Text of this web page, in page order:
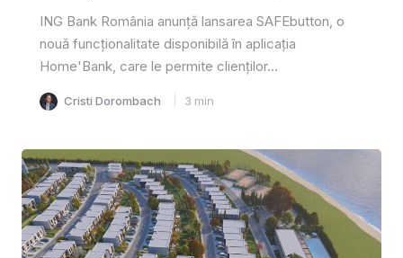
ING Bank România anunță lansarea SAFEbutton, o
nouă funcționalitate disponibilă în aplicația
Home'Bank, care le permite clienților...
Cristi Dorombach 3 min